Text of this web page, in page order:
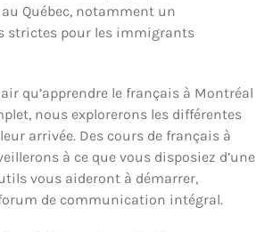
Québec, notamment un
strictes pour les immigrants
qu’apprendre le français à Montréal
nous explorerons les différentes
arrivée. Des cours de français à
à ce que vous disposiez d’une
vous aideront à démarrer,
de communication intégral.